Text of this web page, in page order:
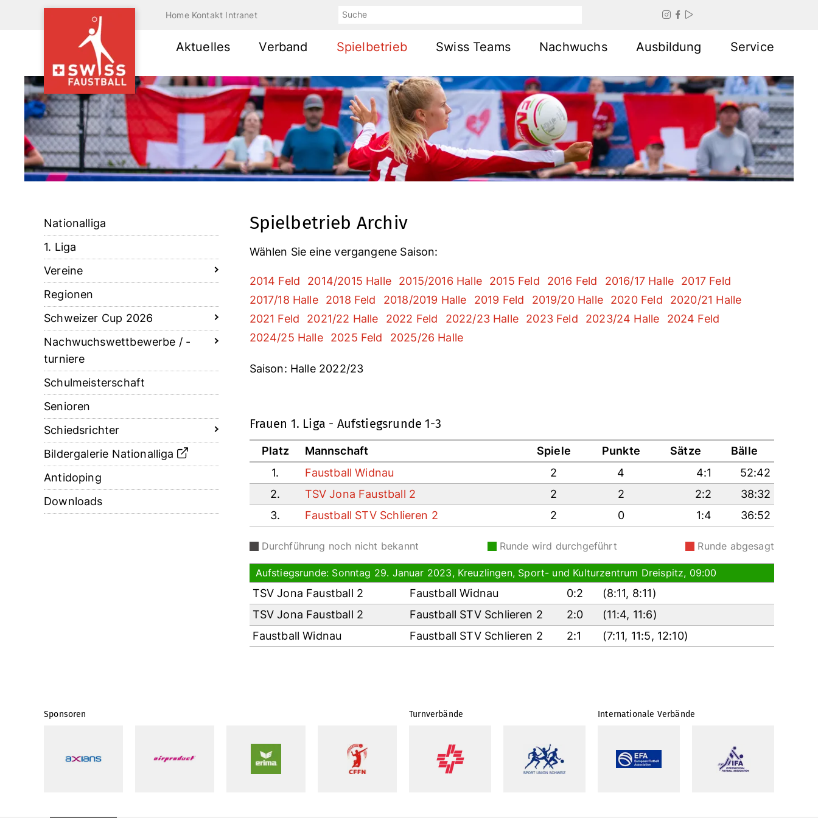
Home Kontakt Intranet Suche   
Aktuelles Verband Spielbetrieb Swiss Teams Nachwuchs Ausbildung Service
Nationalliga
1. Liga
Vereine
Regionen
Schweizer Cup 2026
Nachwuchswettbewerbe / -
turniere
Schulmeisterschaft
Senioren
Schiedsrichter
Bildergalerie Nationalliga
Antidoping
Downloads
Spielbetrieb Archiv
Wählen Sie eine vergangene Saison:
2014 Feld 2014/2015 Halle 2015/2016 Halle 2015 Feld 2016 Feld 2016/17 Halle
2017 Feld
2017/18 Halle
2018 Feld 2018/2019 Halle 2019 Feld 2019/20 Halle 2020 Feld
2020/21 Halle
2021 Feld
2021/22 Halle 2022 Feld 2022/23 Halle 2023 Feld 2023/24 Halle
2024 Feld
2024/25 Halle
2025 Feld 2025/26 Halle
Saison: Halle 2022/23
Frauen 1. Liga - Aufstiegsrunde 1-3
Platz Mannschaft Spiele Punkte Sätze
Bälle
1.
Faustball Widnau 2 4 4:1
52:42
2.
TSV Jona Faustball 2 2 2 2:2
38:32
3.
Faustball STV Schlieren 2 2 0 1:4 36:52
Durchführung noch nicht bekannt Runde wird durchgeführt Runde abgesagt
Aufstiegsrunde: Sonntag 29. Januar 2023, Kreuzlingen, Sport- und Kulturzentrum Dreispitz, 09:00
TSV Jona Faustball 2 Faustball Widnau 0:2 (8:11, 8:11)
TSV Jona Faustball 2
Faustball STV Schlieren 2 2:0 (11:4, 11:6)
Faustball Widnau
Faustball STV Schlieren 2 2:1 (7:11, 11:5, 12:10)
Sponsoren Turnverbände Internationale Verbände